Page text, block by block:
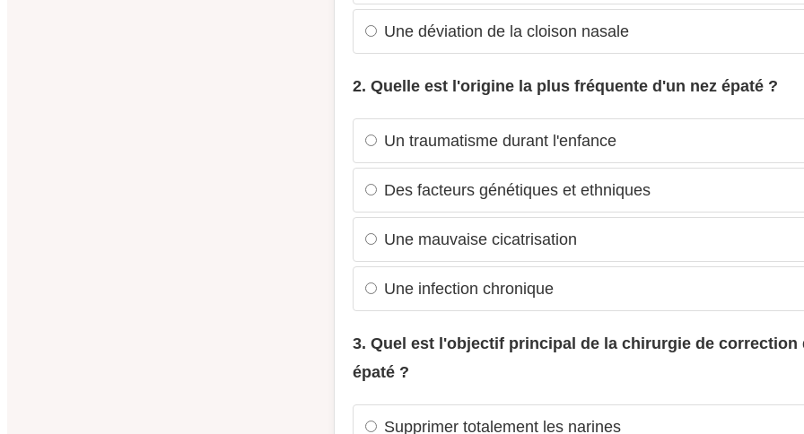
Une déviation de la cloison nasale
2. Quelle est l'origine la plus fréquente d'un nez épaté ?
Un traumatisme durant l'enfance
Des facteurs génétiques et ethniques
Une mauvaise cicatrisation
Une infection chronique
3. Quel est l'objectif principal de la chirurgie de correction
épaté ?
Supprimer totalement les narines